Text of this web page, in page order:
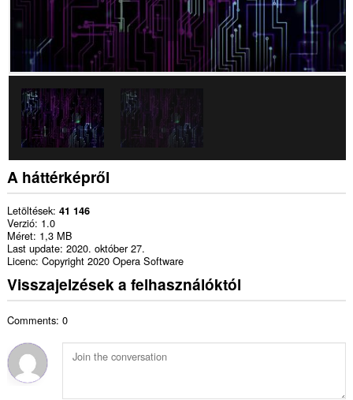
A háttérképről
Letöltések 41 146
Verzió 1.0
Méret 1,3 MB
Last update 2020. október 27.
Licenc Copyright 2020 Opera Software
Visszajelzések a felhasználóktól
Comments: 0